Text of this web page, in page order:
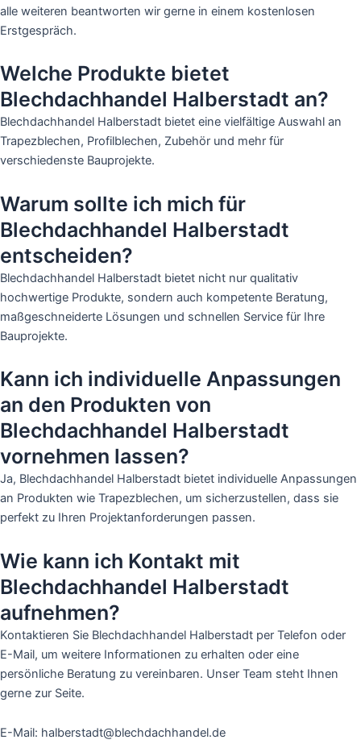
alle weiteren beantworten wir gerne in einem kostenlosen
Erstgespräch.
Welche Produkte bietet
Blechdachhandel Halberstadt an?
Blechdachhandel Halberstadt bietet eine vielfältige Auswahl an
Trapezblechen, Profilblechen, Zubehör und mehr für
verschiedenste Bauprojekte.
Warum sollte ich mich für
Blechdachhandel Halberstadt
entscheiden?
Blechdachhandel Halberstadt bietet nicht nur qualitativ
hochwertige Produkte, sondern auch kompetente Beratung,
maßgeschneiderte Lösungen und schnellen Service für Ihre
Bauprojekte.
Kann ich individuelle Anpassungen
an den Produkten von
Blechdachhandel Halberstadt
vornehmen lassen?
Ja, Blechdachhandel Halberstadt bietet individuelle Anpassungen
an Produkten wie Trapezblechen, um sicherzustellen, dass sie
perfekt zu Ihren Projektanforderungen passen.
Wie kann ich Kontakt mit
Blechdachhandel Halberstadt
aufnehmen?
Kontaktieren Sie Blechdachhandel Halberstadt per Telefon oder
E-Mail, um weitere Informationen zu erhalten oder eine
persönliche Beratung zu vereinbaren. Unser Team steht Ihnen
gerne zur Seite.
E-Mail: halberstadt@blechdachhandel.de